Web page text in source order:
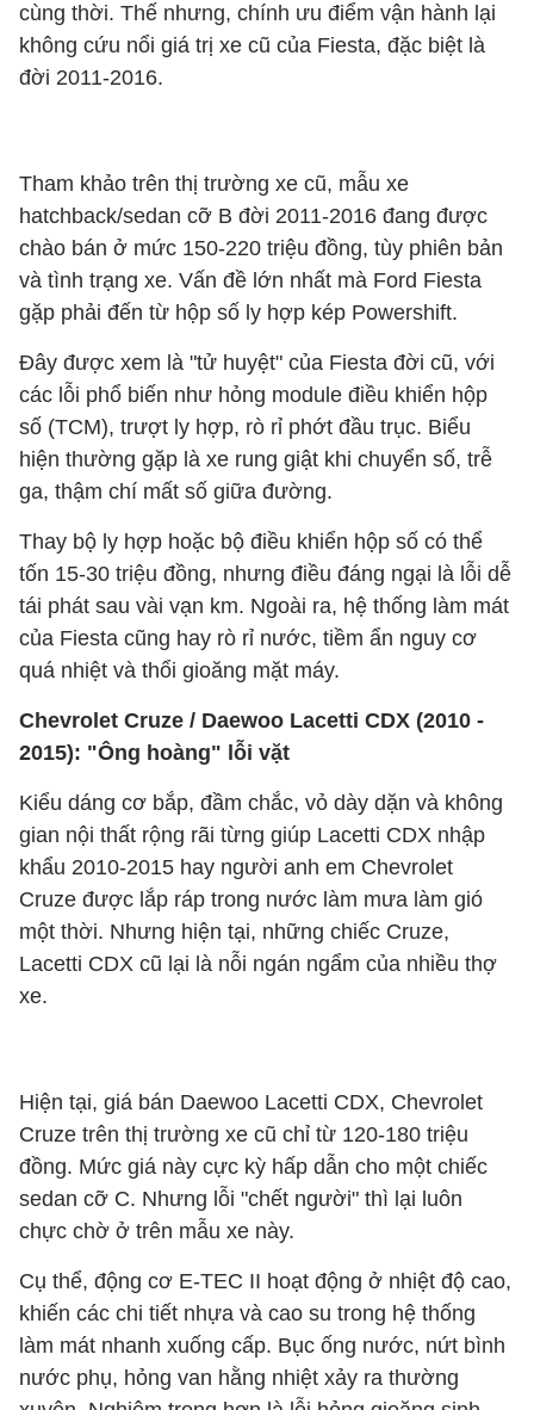
cùng thời. Thế nhưng, chính ưu điểm vận hành lại
không cứu nổi giá trị xe cũ của Fiesta, đặc biệt là
đời 2011-2016.
Tham khảo trên thị trường xe cũ, mẫu xe
hatchback/sedan cỡ B đời 2011-2016 đang được
chào bán ở mức 150-220 triệu đồng, tùy phiên bản
và tình trạng xe. Vấn đề lớn nhất mà Ford Fiesta
gặp phải đến từ hộp số ly hợp kép Powershift.
Đây được xem là "tử huyệt" của Fiesta đời cũ, với
các lỗi phổ biến như hỏng module điều khiển hộp
số (TCM), trượt ly hợp, rò rỉ phớt đầu trục. Biểu
hiện thường gặp là xe rung giật khi chuyển số, trễ
ga, thậm chí mất số giữa đường.
Thay bộ ly hợp hoặc bộ điều khiển hộp số có thể
tốn 15-30 triệu đồng, nhưng điều đáng ngại là lỗi dễ
tái phát sau vài vạn km. Ngoài ra, hệ thống làm mát
của Fiesta cũng hay rò rỉ nước, tiềm ẩn nguy cơ
quá nhiệt và thổi gioăng mặt máy.
Chevrolet Cruze / Daewoo Lacetti CDX (2010 -
2015): "Ông hoàng" lỗi vặt
Kiểu dáng cơ bắp, đầm chắc, vỏ dày dặn và không
gian nội thất rộng rãi từng giúp Lacetti CDX nhập
khẩu 2010-2015 hay người anh em Chevrolet
Cruze được lắp ráp trong nước làm mưa làm gió
một thời. Nhưng hiện tại, những chiếc Cruze,
Lacetti CDX cũ lại là nỗi ngán ngẩm của nhiều thợ
xe.
Hiện tại, giá bán Daewoo Lacetti CDX, Chevrolet
Cruze trên thị trường xe cũ chỉ từ 120-180 triệu
đồng. Mức giá này cực kỳ hấp dẫn cho một chiếc
sedan cỡ C. Nhưng lỗi "chết người" thì lại luôn
chực chờ ở trên mẫu xe này.
Cụ thể, động cơ E-TEC II hoạt động ở nhiệt độ cao,
khiến các chi tiết nhựa và cao su trong hệ thống
làm mát nhanh xuống cấp. Bục ống nước, nứt bình
nước phụ, hỏng van hằng nhiệt xảy ra thường